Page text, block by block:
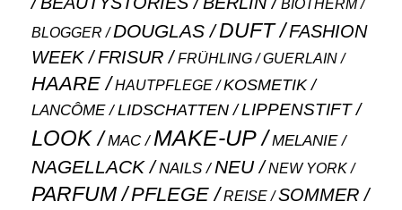
BIOTHERM
BLOGGER
DOUGLAS DUFT
FASHION
WEEK
FRISUR FRÜHLING GUERLAIN
HAARE HAUTPFLEGE
KOSMETIK
LANCÔME
LIDSCHATTEN LIPPENSTIFT
LOOK MAC MAKE-UP MELANIE
NAGELLACK NAILS NEU NEW YORK
PARFUM PFLEGE REISE SOMMER